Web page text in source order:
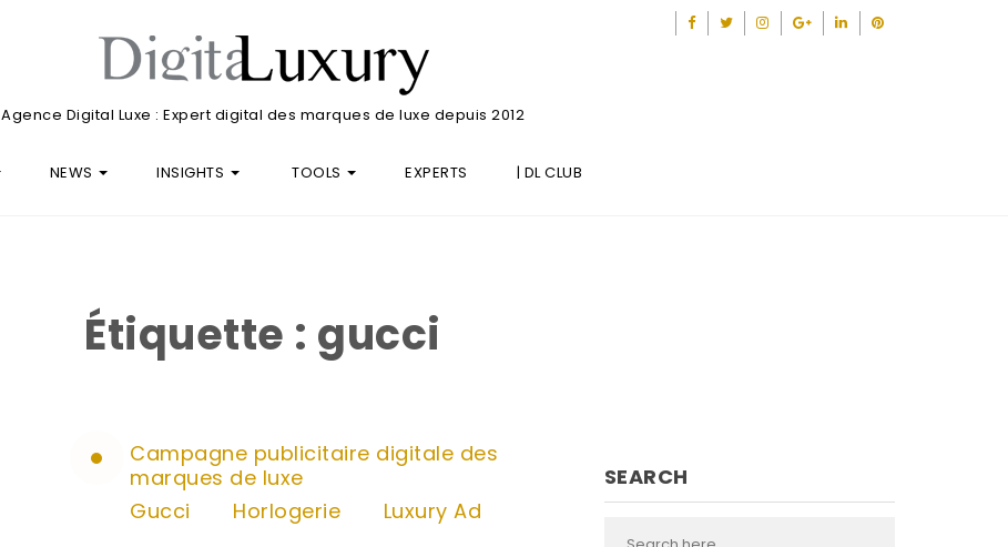
Agence Digital Luxe : Expert digital des marques de luxe depuis 2012
NEWS INSIGHTS TOOLS EXPERTS | DL CLUB
Étiquette : gucci
Campagne publicitaire digitale des
marques de luxe
Gucci
Horlogerie Luxury Ad
SEARCH